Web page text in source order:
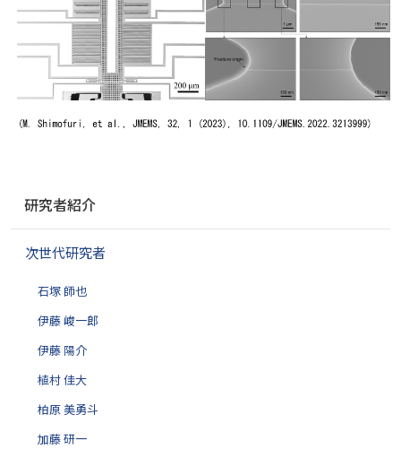
ゲ
研究者紹介
次世代研究者
石塚 師也
伊藤 峻一郎
伊藤 陽介
植村 佳大
柏原 美勇斗
加藤 研一